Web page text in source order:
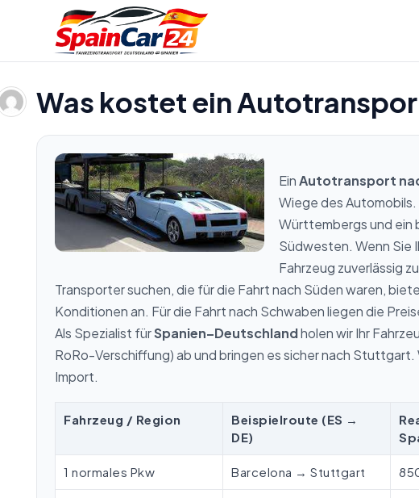
Was kostet ein
EinAutotransport
Wiege des
Württembergs und ein
Südwesten. Wenn Sie
Fahrzeug zuverlässig
Transporter suchen, die für die Fahrt nach Süden waren,
Konditionen an. Für die Fahrt nach Schwaben liegen die
Als Spezialist fürSpanien–Deutschlandholen wir Ihr
RoRo-Verschiffung) ab und bringen es sicher nach
Import.
Fahrzeug / Region
Beispielroute (ES →
DE)
1 normales Pkw Barcelona → Stuttgart